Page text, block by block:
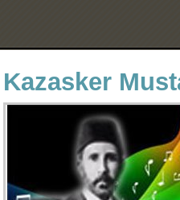
Kazasker